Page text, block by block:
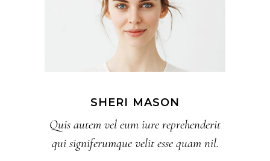
SHERI MASON
Quis autem vel eum iure reprehenderit
qui signiferumque velit esse quam nil.